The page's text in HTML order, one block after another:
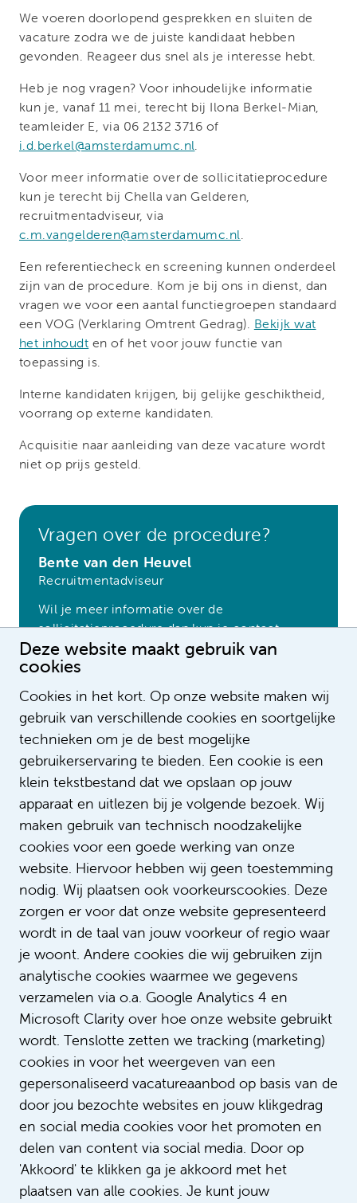
Deze website maakt gebruik van
cookies
Cookies in het kort. Op onze website maken wij
gebruik van verschillende cookies en soortgelijke
technieken om je de best mogelijke
gebruikerservaring te bieden. Een cookie is een
klein tekstbestand dat we opslaan op jouw
apparaat en uitlezen bij je volgende bezoek. Wij
maken gebruik van technisch noodzakelijke
cookies voor een goede werking van onze
website. Hiervoor hebben wij geen toestemming
nodig. Wij plaatsen ook voorkeurscookies. Deze
zorgen er voor dat onze website gepresenteerd
wordt in de taal van jouw voorkeur of regio waar
je woont. Andere cookies die wij gebruiken zijn
analytische cookies waarmee we gegevens
verzamelen via o.a. Google Analytics 4 en
Microsoft Clarity over hoe onze website gebruikt
wordt. Tenslotte zetten we tracking (marketing)
cookies in voor het weergeven van een
gepersonaliseerd vacatureaanbod op basis van de
door jou bezochte websites en jouw klikgedrag
en social media cookies voor het promoten en
delen van content via social media. Door op
'Akkoord' te klikken ga je akkoord met het
plaatsen van alle cookies. Je kunt jouw
We voeren doorlopend gesprekken en sluiten de
vacature zodra we de juiste kandidaat hebben
gevonden. Reageer dus snel als je interesse hebt.
Heb je nog vragen? Voor inhoudelijke informatie
kun je, vanaf 11 mei, terecht bij Ilona Berkel-Mian,
teamleider E, via 06 2132 3716 of
i.d.berkel@amsterdamumc.nl.
Voor meer informatie over de sollicitatieprocedure
kun je terecht bij Chella van Gelderen,
recruitmentadviseur, via
c.m.vangelderen@amsterdamumc.nl.
Een referentiecheck en screening kunnen onderdeel
zijn van de procedure. Kom je bij ons in dienst, dan
vragen we voor een aantal functiegroepen standaard
een VOG (Verklaring Omtrent Gedrag). Bekijk wat
het inhoudt en of het voor jouw functie van
toepassing is.
Interne kandidaten krijgen, bij gelijke geschiktheid,
voorrang op externe kandidaten.
Acquisitie naar aanleiding van deze vacature wordt
niet op prijs gesteld.
Vragen over de procedure?
Bente van den Heuvel
Recruitmentadviseur
Wil je meer informatie over de
sollicitatieprocedure dan kun je contact
opnemen met mij.
Stuur een bericht
Deze vacatures vind je
misschien ook leuk
Loodgieter/ installatietechnicus
€ 2.771 - € 3.807
Huisvesting, Vastgoed & Techniek
Bepaalde tijd met uitzicht op vast
36 uur
Bekijk alle vacatures